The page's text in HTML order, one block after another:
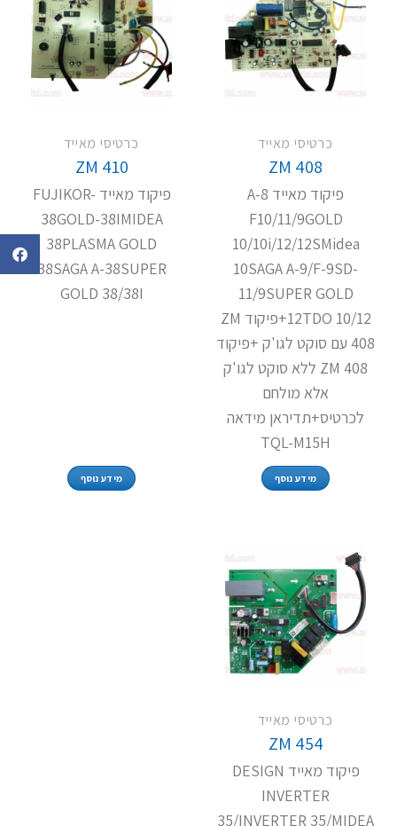
כרטיסי מאייד
ZM 408
פיקוד מאייד A-8
F10/11/9GOLD
10/10i/12/12SMidea
10SAGA A-9/F-9SD-
11/9SUPER GOLD
12TDO 10/12+פיקוד ZM
408 עם סוקט לגו'ק +פיקוד
ZM 408 ללא סוקט לגו'ק
אלא מולחם
לכרטיס+תדיראן מידאה
TQL-M15H
מידע נוסף
כרטיסי מאייד
ZM 410
פיקוד מאייד FUJIKOR-
38GOLD-38IMIDEA
38PLASMA GOLD
38SAGA A-38SUPER
GOLD 38/38I
מידע נוסף
כרטיסי מאייד
ZM 454
פיקוד מאייד DESIGN
INVERTER
35/INVERTER 35/MIDEA